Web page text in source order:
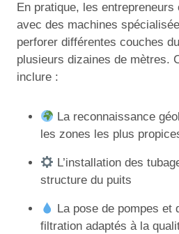
En pratique, les
avec des machines
perforer différentes couches
plusieurs dizaines de mètres.
inclure :
La reconnaissance
les zones les plus
L’installation des
structure du puits
La pose de pompes et
filtration adaptés à la